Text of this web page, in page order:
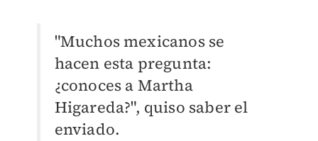
"Muchos mexicanos se
hacen esta pregunta:
¿conoces a Martha
Higareda?", quiso saber el
enviado.